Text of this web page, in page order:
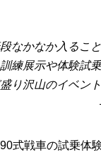
なかなか入るこ
練展示や体験試
り沢山のイベン
式戦車の試乗体